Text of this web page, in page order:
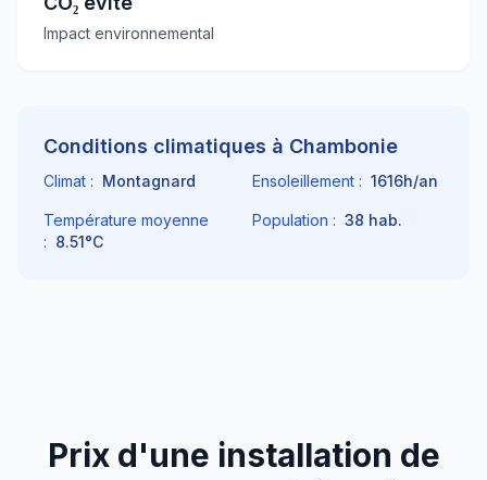
Impact environnemental
Conditions climatiques à Chambonie
Climat : Montagnard Ensoleillement : 1616h/an
Température moyenne
: 8.51°C
Population : 38 hab.
Prix d'une installation de